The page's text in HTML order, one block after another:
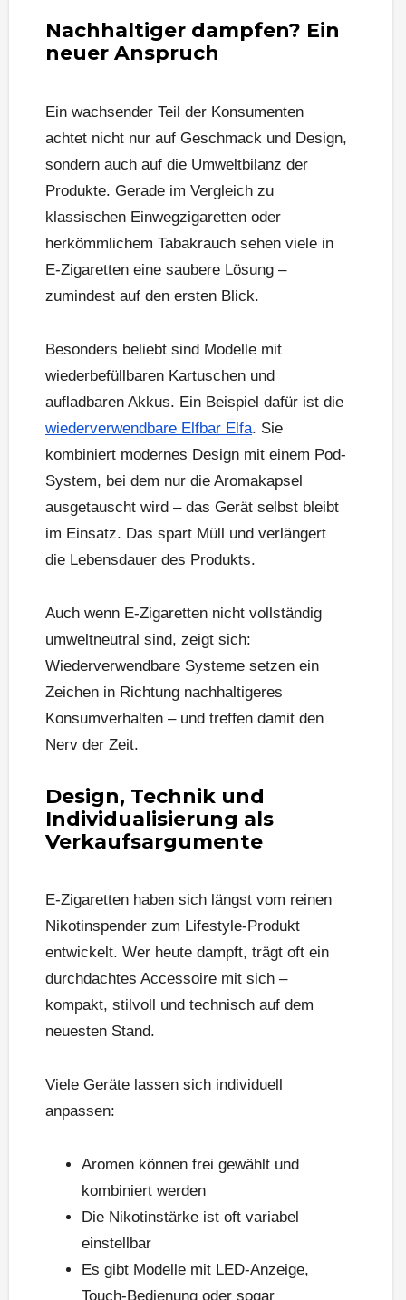
Nachhaltiger dampfen? Ein
neuer Anspruch
Ein wachsender Teil der Konsumenten
achtet nicht nur auf Geschmack und Design,
sondern auch auf die Umweltbilanz der
Produkte. Gerade im Vergleich zu
klassischen Einwegzigaretten oder
herkömmlichem Tabakrauch sehen viele in
E-Zigaretten eine saubere Lösung –
zumindest auf den ersten Blick.
Besonders beliebt sind Modelle mit
wiederbefüllbaren Kartuschen und
aufladbaren Akkus. Ein Beispiel dafür ist die
wiederverwendbare Elfbar Elfa. Sie
kombiniert modernes Design mit einem Pod-
System, bei dem nur die Aromakapsel
ausgetauscht wird – das Gerät selbst bleibt
im Einsatz. Das spart Müll und verlängert
die Lebensdauer des Produkts.
Auch wenn E-Zigaretten nicht vollständig
umweltneutral sind, zeigt sich:
Wiederverwendbare Systeme setzen ein
Zeichen in Richtung nachhaltigeres
Konsumverhalten – und treffen damit den
Nerv der Zeit.
Design, Technik und
Individualisierung als
Verkaufsargumente
E-Zigaretten haben sich längst vom reinen
Nikotinspender zum Lifestyle-Produkt
entwickelt. Wer heute dampft, trägt oft ein
durchdachtes Accessoire mit sich –
kompakt, stilvoll und technisch auf dem
neuesten Stand.
Viele Geräte lassen sich individuell
anpassen:
Aromen können frei gewählt und
kombiniert werden
Die Nikotinstärke ist oft variabel
einstellbar
Es gibt Modelle mit LED-Anzeige,
Touch-Bedienung oder sogar